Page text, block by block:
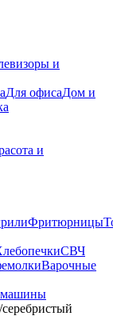
и
Для офисаДом и
и
Фритюрницы
СВЧ
Варочные
машины